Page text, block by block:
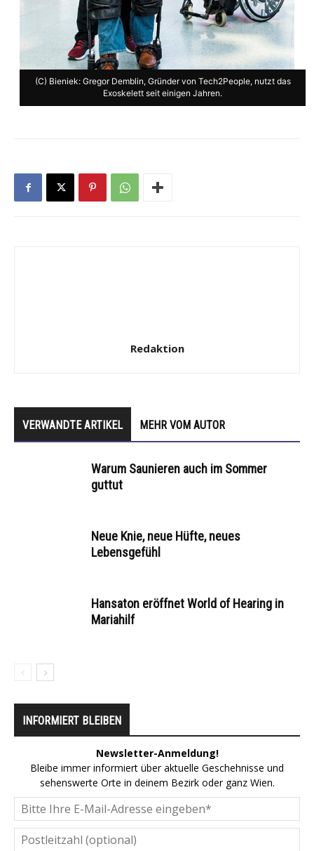
(C) Bieniek: Gregor Demblin, Gründer von Tech2People, nutzt das
Exoskelett seit einigen Jahren.
Redaktion
VERWANDTE ARTIKEL MEHR VOM AUTOR
Warum Saunieren auch im Sommer
guttut
Neue Knie, neue Hüfte, neues
Lebensgefühl
Hansaton eröffnet World of Hearing in
Mariahilf
INFORMIERT BLEIBEN
Newsletter-Anmeldung!
Bleibe immer informiert über aktuelle Geschehnisse und
sehenswerte Orte in deinem Bezirk oder ganz Wien.